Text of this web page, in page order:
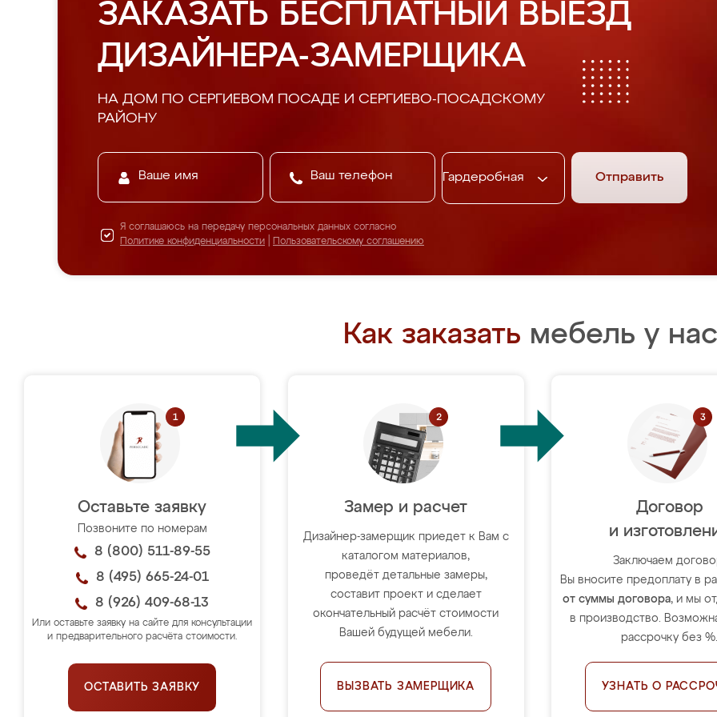
ЗАКАЗАТЬ БЕСПЛАТНЫЙ ВЫЕЗД
ДИЗАЙНЕРА-ЗАМЕРЩИКА
НА ДОМ ПО СЕРГИЕВОМ ПОСАДЕ И СЕРГИЕВО-ПОСАДСКОМУ
РАЙОНУ
Отправить
Я соглашаюсь на передачу персональных данных согласно
Политике конфиденциальности
Пользовательскому соглашению
Как заказать мебель у
Оставьте заявку
Позвоните по номерам
8 (800) 511-89-55
8 (495) 665-24-01
8 (926) 409-68-13
Или оставьте заявку на сайте для консультации
и предварительного расчёта стоимости.
ОСТАВИТЬ ЗАЯВКУ
Замер и расчет
Дизайнер-замерщик приедет к Вам с
каталогом материалов,
проведёт детальные замеры,
составит проект и сделает
окончательный расчёт стоимости
Вашей будущей мебели.
ВЫЗВАТЬ ЗАМЕРЩИКА
Договор
и
Заключаем
Вы вносите предоплату в
от суммы договора, и мы
в производство.
рассрочку без
УЗНАТЬ О